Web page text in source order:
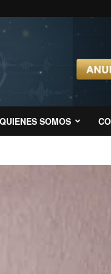
QUIENES SOMOS